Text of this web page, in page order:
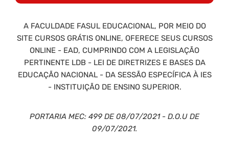
A FACULDADE FASUL EDUCACIONAL, POR MEIO DO
SITE CURSOS GRÁTIS ONLINE, OFERECE SEUS CURSOS
ONLINE - EAD, CUMPRINDO COM A LEGISLAÇÃO
PERTINENTE LDB - LEI DE DIRETRIZES E BASES DA
EDUCAÇÃO NACIONAL - DA SESSÃO ESPECÍFICA À IES
- INSTITUIÇÃO DE ENSINO SUPERIOR.
PORTARIA MEC: 499 DE 08/07/2021 - D.O.U DE
09/07/2021.